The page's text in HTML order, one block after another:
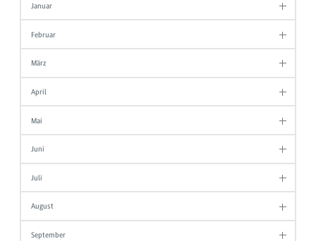
Januar
Februar
März
April
Mai
Juni
Juli
August
September